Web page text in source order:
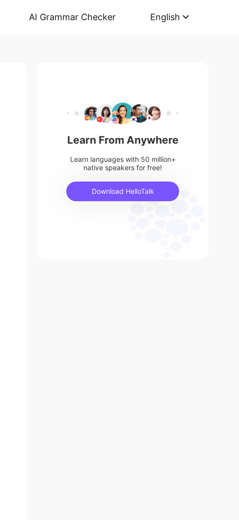
AI Grammar Checker English
Learn From Anywhere
Learn languages with 50 million+
native speakers for free!
Download HelloTalk